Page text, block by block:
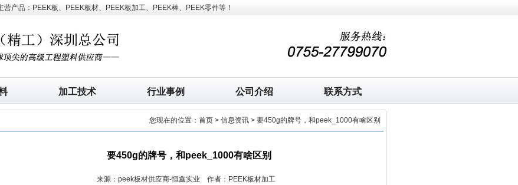
产品：PEEK板、PEEK板材、PEEK板加工、PEEK棒、PEEK零件等！
加工技术 行业事例 公司介绍 联系方式
您现在的位置： 首页 > 信息资讯 > 要450g的牌号，和peek_1000有啥区别
要450g的牌号，和peek_1000有啥区别
来源：peek板材供应商-恒鑫实业 作者：PEEK板材加工